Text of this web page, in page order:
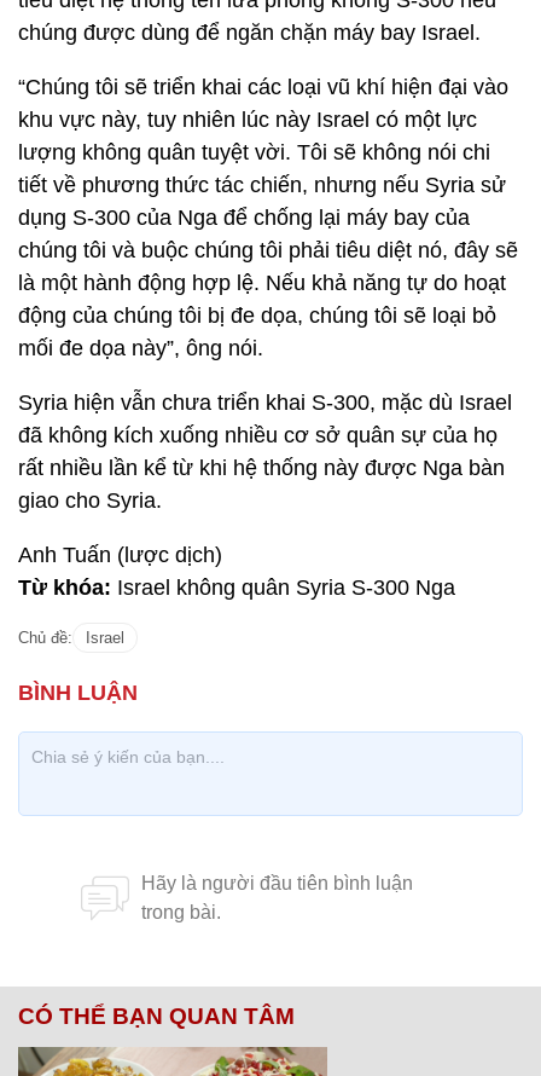
chúng được dùng để ngăn chặn máy bay Israel.
“Chúng tôi sẽ triển khai các loại vũ khí hiện đại vào
khu vực này, tuy nhiên lúc này Israel có một lực
lượng không quân tuyệt vời. Tôi sẽ không nói chi
tiết về phương thức tác chiến, nhưng nếu Syria sử
dụng S-300 của Nga để chống lại máy bay của
chúng tôi và buộc chúng tôi phải tiêu diệt nó, đây sẽ
là một hành động hợp lệ. Nếu khả năng tự do hoạt
động của chúng tôi bị đe dọa, chúng tôi sẽ loại bỏ
mối đe dọa này”, ông nói.
Syria hiện vẫn chưa triển khai S-300, mặc dù Israel
đã không kích xuống nhiều cơ sở quân sự của họ
rất nhiều lần kể từ khi hệ thống này được Nga bàn
giao cho Syria.
Anh Tuấn (lược dịch)
Từ khóa: Israel không quân Syria S-300 Nga
Chủ đề: Israel
CÓ THỂ BẠN QUAN TÂM